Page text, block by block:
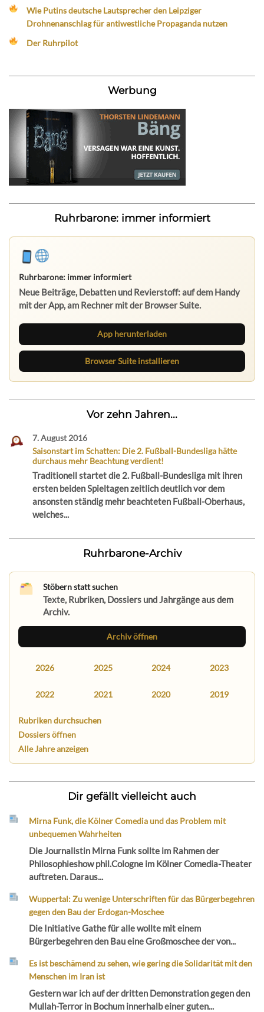
Wie Putins deutsche Lautsprecher den Leipziger
Drohnenanschlag für antiwestliche Propaganda nutzen
Der Ruhrpilot
Werbung
Ruhrbarone: immer informiert
Ruhrbarone: immer informiert
Neue Beiträge, Debatten und Revierstoff: auf dem Handy
mit der App, am Rechner mit der Browser Suite.
App herunterladen
Browser Suite installieren
Vor zehn Jahren...
7. August 2016
Saisonstart im Schatten: Die 2. Fußball-Bundesliga hätte
durchaus mehr Beachtung verdient!
Traditionell startet die 2. Fußball-Bundesliga mit ihren
ersten beiden Spieltagen zeitlich deutlich vor dem
ansonsten ständig mehr beachteten Fußball-Oberhaus,
welches...
Ruhrbarone-Archiv
Stöbern statt suchen
Texte, Rubriken, Dossiers und Jahrgänge aus dem
Archiv.
Archiv öffnen
2026 2025 2024 2023
2022 2021 2020 2019
Rubriken durchsuchen
Dossiers öffnen
Alle Jahre anzeigen
Dir gefällt vielleicht auch
Mirna Funk, die Kölner Comedia und das Problem mit
unbequemen Wahrheiten
Die Journalistin Mirna Funk sollte im Rahmen der
Philosophieshow phil.Cologne im Kölner Comedia-Theater
auftreten. Daraus...
Wuppertal: Zu wenige Unterschriften für das Bürgerbegehren
gegen den Bau der Erdogan-Moschee
Die Initiative Gathe für alle wollte mit einem
Bürgerbegehren den Bau eine Großmoschee der von...
Es ist beschämend zu sehen, wie gering die Solidarität mit den
Menschen im Iran ist
Gestern war ich auf der dritten Demonstration gegen den
Mullah-Terror in Bochum innerhalb einer guten...